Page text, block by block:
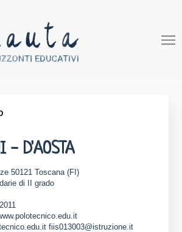
- D'AOSTA
50121 Toscana (FI)
di II grado
fiis013003@istruzione.it